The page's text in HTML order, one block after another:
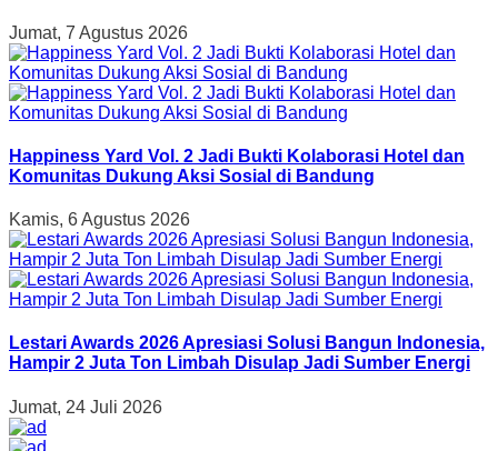
Jumat, 7 Agustus 2026
Happiness Yard Vol. 2 Jadi Bukti Kolaborasi Hotel dan
Komunitas Dukung Aksi Sosial di Bandung
Kamis, 6 Agustus 2026
Lestari Awards 2026 Apresiasi Solusi Bangun Indonesia,
Hampir 2 Juta Ton Limbah Disulap Jadi Sumber Energi
Jumat, 24 Juli 2026